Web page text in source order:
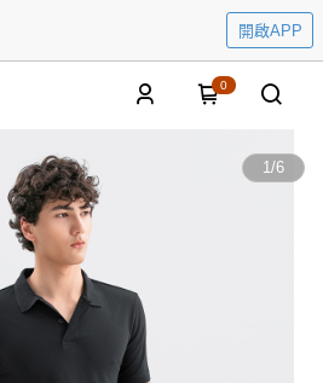
開啟APP
0
1/6